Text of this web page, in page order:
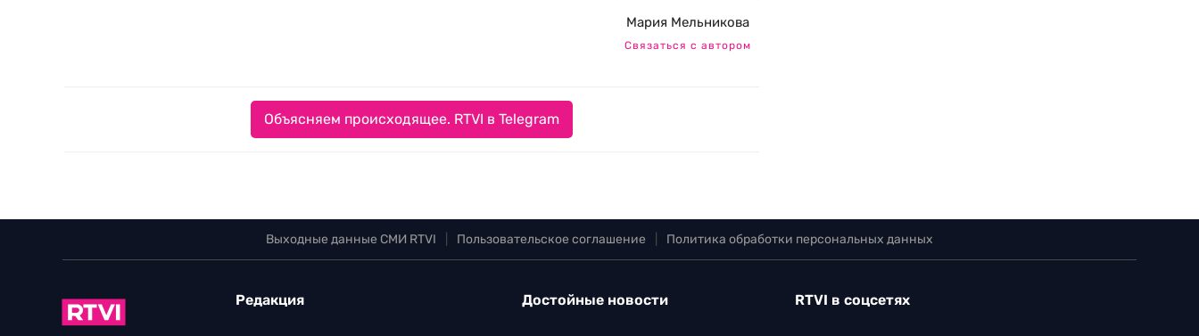
Мария Мельникова
Связаться с автором
Объясняем происходящее. RTVI в Telegram
Выходные данные СМИ RTVI Пользовательское соглашение Политика обработки персональных данных
Редакция Достойные новости RTVI в соцсетях